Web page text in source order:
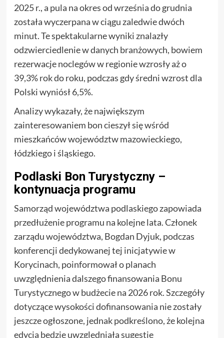
2025 r., a pula na okres od września do grudnia
została wyczerpana w ciągu zaledwie dwóch
minut. Te spektakularne wyniki znalazły
odzwierciedlenie w danych branżowych, bowiem
rezerwacje noclegów w regionie wzrosły aż o
39,3% rok do roku, podczas gdy średni wzrost dla
Polski wyniósł 6,5%.
Analizy wykazały, że największym
zainteresowaniem bon cieszył się wśród
mieszkańców województw mazowieckiego,
łódzkiego i śląskiego.
Podlaski Bon Turystyczny –
kontynuacja programu
Samorząd województwa podlaskiego zapowiada
przedłużenie programu na kolejne lata. Członek
zarządu województwa, Bogdan Dyjuk, podczas
konferencji dedykowanej tej inicjatywie w
Korycinach, poinformował o planach
uwzględnienia dalszego finansowania Bonu
Turystycznego w budżecie na 2026 rok. Szczegóły
dotyczące wysokości dofinansowania nie zostały
jeszcze ogłoszone, jednak podkreślono, że kolejna
edycja będzie uwzględniała sugestie